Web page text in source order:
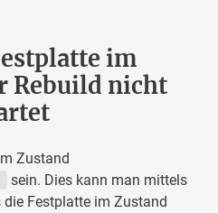
im
Rebuild nicht
Zustand
sein. Dies kann man mittels
die Festplatte im Zustand